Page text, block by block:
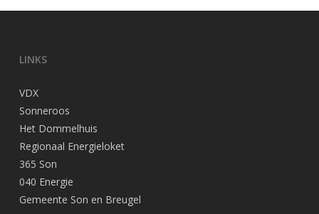
LINKS
VDX
Sonneroos
Het Dommelhuis
Regionaal Energieloket
365 Son
040 Energie
Gemeente Son en Breugel